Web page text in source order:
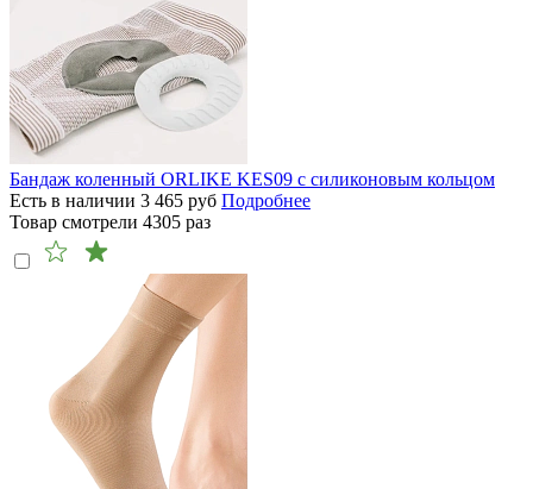
Бандаж коленный ORLIKE KES09 c силиконовым кольцом
Есть в наличии 3 465 руб Подробнее
Товар смотрели 4305 раз